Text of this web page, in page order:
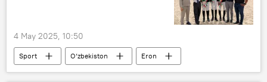
4 May 2025, 10:50
Sport O‘zbekiston
Eron
Ot sporti